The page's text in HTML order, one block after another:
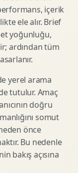
içerik
ele alır. Brief
yoğunluğu,
ardından tüm
yerel arama
tutulur. Amaç
doğru
somut
önce
Bu nedenle
bakış açısına